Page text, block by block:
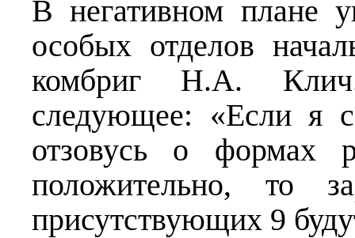
В негативном плане
особых отделов
комбриг Н.А.
следующее: «Если я
отзовусь о формах
положительно, то
присутствующих 9